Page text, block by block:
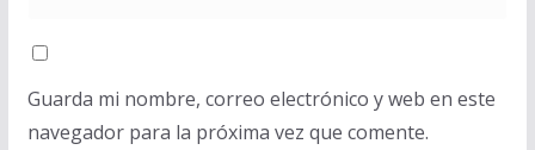
Guarda mi nombre, correo electrónico y web en este
navegador para la próxima vez que comente.